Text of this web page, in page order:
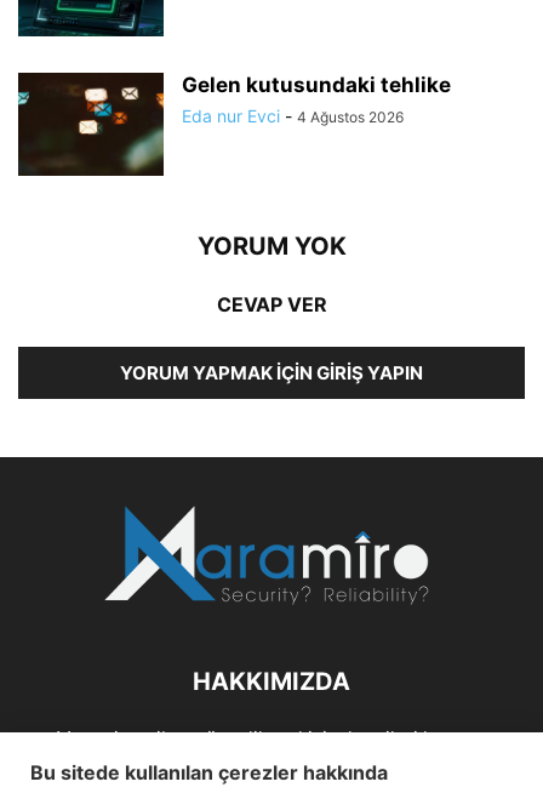
Gelen kutusundaki tehlike
Eda nur Evci - 4 Ağustos 2026
YORUM YOK
CEVAP VER
YORUM YAPMAK İÇIN GIRIŞ YAPIN
HAKKIMIZDA
Maramiro; siber güvenlik ve kişisel verileri koruma
alanlarıın sağlıklı büyümelerine odaklanarak bu sektörlerle
Bu sitede kullanılan çerezler hakkında